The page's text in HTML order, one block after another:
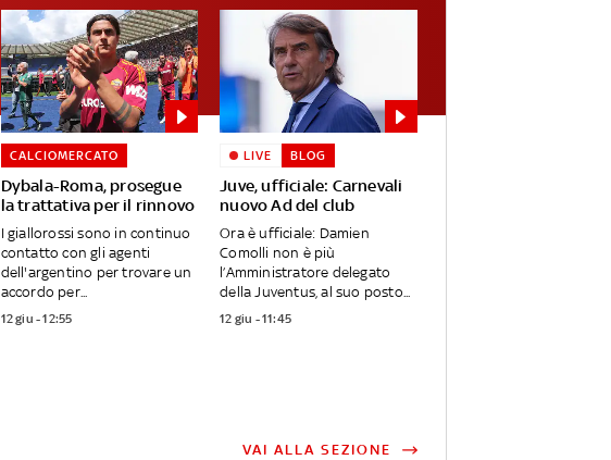
Dybala-Roma, prosegue
la trattativa per il rinnovo
CALCIOMERCATO
I giallorossi sono in continuo
contatto con gli agenti
dell'argentino per trovare un
accordo per...
12 giu - 12:55
Juve, ufficiale: Carnevali
nuovo Ad del club
LIVE BLOG
Ora è ufficiale: Damien
Comolli non è più
l’Amministratore delegato
della Juventus, al suo posto...
12 giu - 11:45
VAI ALLA SEZIONE